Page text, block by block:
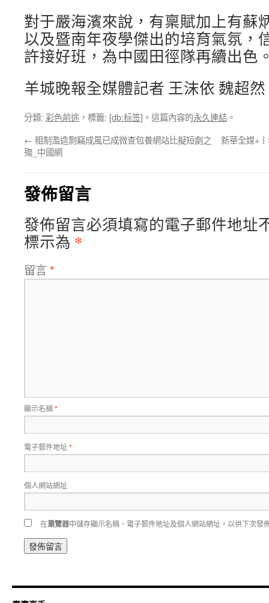
對于嚴海濱來說，有稟賦加上有蘇
以及暨南年夜學傑出的培育氣氛，
許接好班，為中國田徑隊再續出色
羊城晚報全媒體記者 王沫依 魏超然
分類: 彩色前途 ，標籤: [db:标签] 。這篇內容的永久連結 。
← 粗制濫造剽竊成風已成微查包養網站比擬短劇之
殤_中國網
新華全媒+
發佈留言
發佈留言必須填寫的電子郵件地址
標示為 *
留言 *
顯示名稱*
電子郵件地址*
個人網站網址
在瀏覽器中儲存顯示名稱、電子郵件地址及個人網站網址，以供下次發